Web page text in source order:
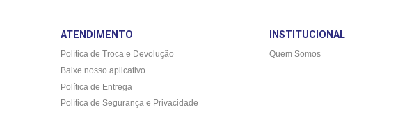
ATENDIMENTO
Política de Troca e Devolução
Baixe nosso aplicativo
Política de Entrega
Política de Segurança e Privacidade
INSTITUCIONAL
Quem Somos